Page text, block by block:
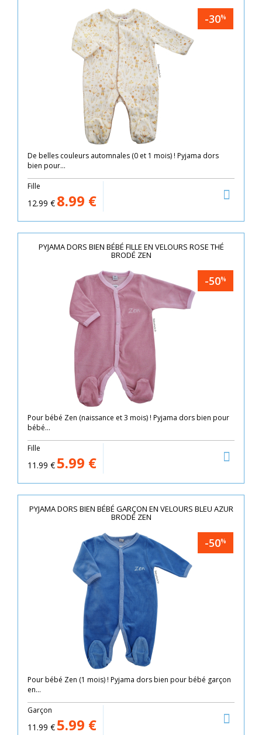
-30%
De belles couleurs automnales (0 et 1 mois) ! Pyjama dors
bien pour...
Fille
12.99 € 8.99 €
PYJAMA DORS BIEN BÉBÉ FILLE EN VELOURS ROSE THÉ
BRODÉ ZEN
-50%
Pour bébé Zen (naissance et 3 mois) ! Pyjama dors bien pour
bébé...
Fille
11.99 € 5.99 €
PYJAMA DORS BIEN BÉBÉ GARÇON EN VELOURS BLEU AZUR
BRODÉ ZEN
-50%
Pour bébé Zen (1 mois) ! Pyjama dors bien pour bébé garçon
en...
Garçon
11.99 € 5.99 €